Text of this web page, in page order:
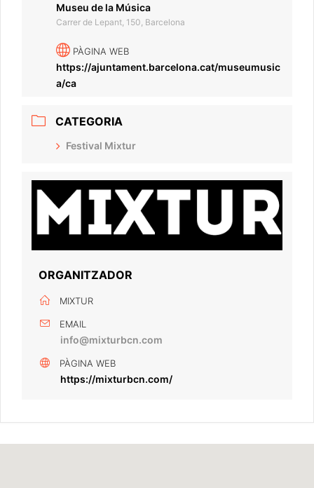
Museu de la Música
Carrer de Lepant, 150, Barcelona
PÀGINA WEB
https://ajuntament.barcelona.cat/museumusic
a/ca
CATEGORIA
Festival Mixtur
ORGANITZADOR
MIXTUR
EMAIL
info@mixturbcn.com
PÀGINA WEB
https://mixturbcn.com/